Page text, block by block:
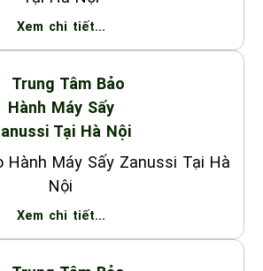
Xem chi tiết...
Hành Máy Sấy Zanussi Tại Hà
Nội
Xem chi tiết...